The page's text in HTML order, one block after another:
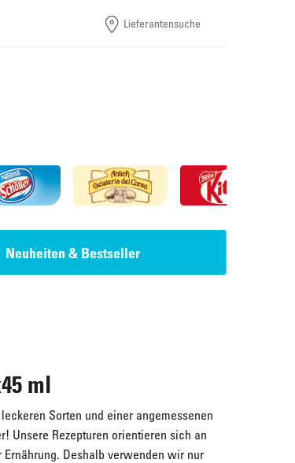
Lieferantensuche
Neuheiten & Bestseller
ml
Sorten und einer angemessenen
Unsere Rezepturen orientieren sich an
Deshalb verwenden wir nur